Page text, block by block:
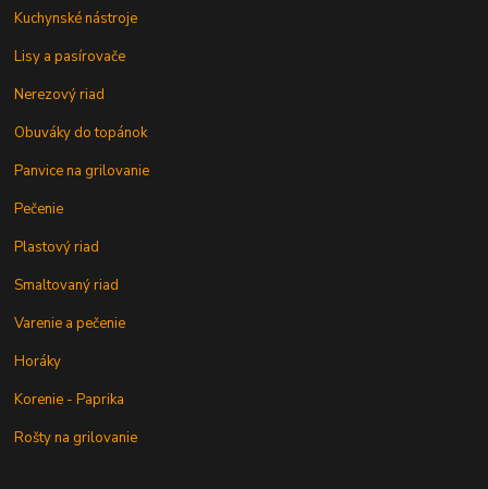
Kuchynské nástroje
Lisy a pasírovače
Nerezový riad
Obuváky do topánok
Panvice na grilovanie
Pečenie
Plastový riad
Smaltovaný riad
Varenie a pečenie
Horáky
Korenie - Paprika
Rošty na grilovanie